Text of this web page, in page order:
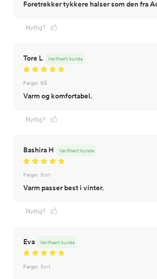
Foretrekker tykkere halser som den fra
Nyttig?
Tore L Verifisert kunde
Farge: Blå
Varm og komfortabel.
Nyttig?
Bashira H Verifisert kunde
Farge: Sort
Varm passer best i vinter.
Nyttig?
Eva Verifisert kunde
Farge: Sort